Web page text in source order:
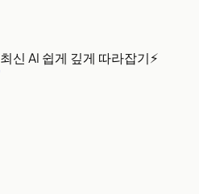
최신 AI 쉽게 깊게 따라잡기⚡